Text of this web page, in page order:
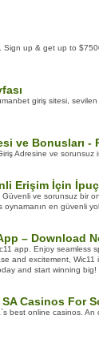
up & get up to
giriş sitesi,
ve Bonusları -
Adresine ve
Erişim İçin
ve sorunsuz bir
oynamanın en güvenli
– Download
app. Enjoy seamless
and excitement,
and start winning big!
Casinos For
best online casinos. An